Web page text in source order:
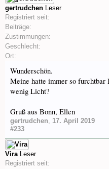
gertrudchen Leser
Registriert seit:
Beiträge:
Zustimmungen:
Geschlecht:
Ort:
Wunderschön.
Meine hatte immer so furchtbar
wenig Licht?
Gruß aus Bonn, Ellen
gertrudchen, 17. April 2019
#233
Vira Leser
Registriert seit: